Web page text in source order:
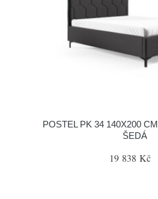
POSTEL PK 34 140X200
ŠEDÁ
19 838 Kč